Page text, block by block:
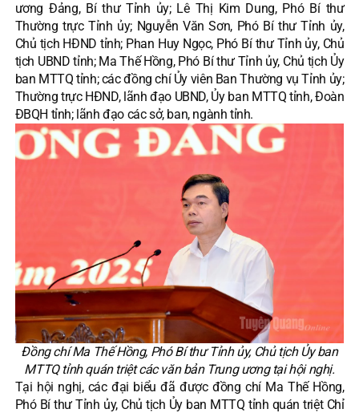
ương Đảng, Bí thư Tỉnh ủy; Lê Thị Kim Dung, Phó Bí thư
Thường trực Tỉnh ủy; Nguyễn Văn Sơn, Phó Bí thư Tỉnh ủy,
Chủ tịch HĐND tỉnh; Phan Huy Ngọc, Phó Bí thư Tỉnh ủy, Chủ
tịch UBND tỉnh; Ma Thế Hồng, Phó Bí thư Tỉnh ủy, Chủ tịch Ủy
ban MTTQ tỉnh; các đồng chí Ủy viên Ban Thường vụ Tỉnh ủy;
Thường trực HĐND, lãnh đạo UBND, Ủy ban MTTQ tỉnh, Đoàn
ĐBQH tỉnh; lãnh đạo các sở, ban, ngành tỉnh.
Đồng chí Ma Thế Hồng, Phó Bí thư Tỉnh ủy, Chủ tịch Ủy ban
MTTQ tỉnh quán triệt các văn bản Trung ương tại hội nghị.
Tại hội nghị, các đại biểu đã được đồng chí Ma Thế Hồng,
Phó Bí thư Tỉnh ủy, Chủ tịch Ủy ban MTTQ tỉnh quán triệt Chỉ